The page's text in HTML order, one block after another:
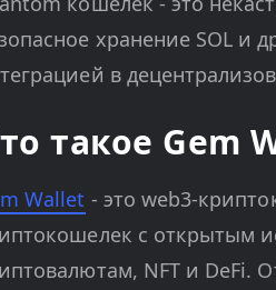
хранение SOL и
в
такое Gem
Wallet - это web3-
с открытым
NFT и DeFi.